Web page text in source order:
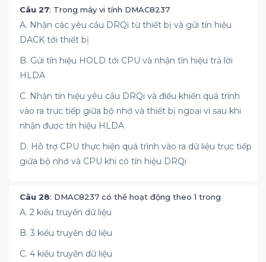
Câu 27: Trong máy vi tính DMAC8237
A. Nhận các yêu cầu DRQi từ thiết bị và gửi tín hiệu
DACK tới thiết bị
B. Gửi tín hiệu HOLD tới CPU và nhận tín hiệu trả lời
HLDA
C. Nhận tín hiệu yêu cầu DRQi và điều khiển quá trình
vào ra trực tiếp giữa bộ nhớ và thiết bị ngoại vi sau khi
nhận được tín hiệu HLDA
D. Hỗ trợ CPU thực hiện quá trình vào ra dữ liệu trực tiếp
giữa bộ nhớ và CPU khi có tín hiệu DRQi
Câu 28: DMAC8237 có thể hoạt động theo 1 trong
A. 2 kiểu truyền dữ liệu
B. 3 kiểu truyền dữ liệu
C. 4 kiểu truyền dữ liệu